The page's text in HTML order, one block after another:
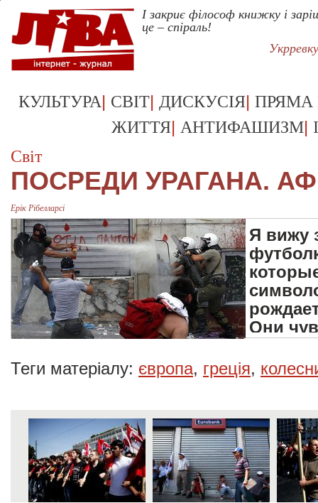
І закриє філософ книжку і
це – спіраль!
КУЛЬТУРА| СВІТ| ДИСКУСІЯ| ПРЯМА
ЖИТТЯ| АНТИФАШИЗМ|
Світ
ПОСРЕДИ УРАГАНА.
Ерік Рібелларсі
Я вижу
Они
Теги матеріалу: європа, греція,